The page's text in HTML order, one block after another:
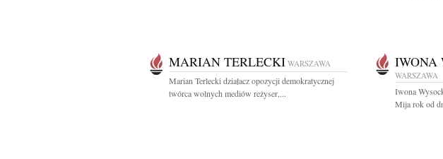
MARIAN TERLECKI WARSZAWA
Marian Terlecki działacz opozycji demokratycznej
twórca wolnych mediów reżyser,...
IWONA
WARSZAWA
Iwona
Mija rok od